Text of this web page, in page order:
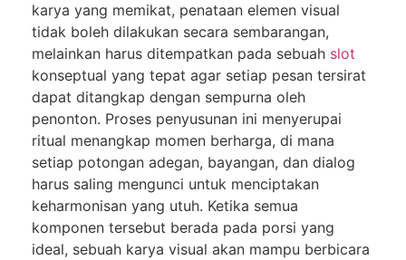
karya yang memikat, penataan elemen visual
tidak boleh dilakukan secara sembarangan,
melainkan harus ditempatkan pada sebuah slot
konseptual yang tepat agar setiap pesan tersirat
dapat ditangkap dengan sempurna oleh
penonton. Proses penyusunan ini menyerupai
ritual menangkap momen berharga, di mana
setiap potongan adegan, bayangan, dan dialog
harus saling mengunci untuk menciptakan
keharmonisan yang utuh. Ketika semua
komponen tersebut berada pada porsi yang
ideal, sebuah karya visual akan mampu berbicara